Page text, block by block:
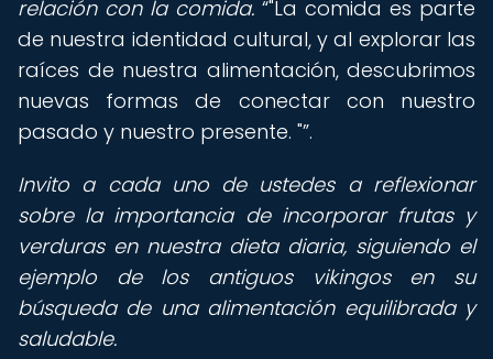
relación con la comida. "La comida es parte
de nuestra identidad cultural, y al explorar las
raíces de nuestra alimentación, descubrimos
nuevas formas de conectar con nuestro
pasado y nuestro presente. " .
Invito a cada uno de ustedes a reflexionar
sobre la importancia de incorporar frutas y
verduras en nuestra dieta diaria, siguiendo el
ejemplo de los antiguos vikingos en su
búsqueda de una alimentación equilibrada y
saludable.